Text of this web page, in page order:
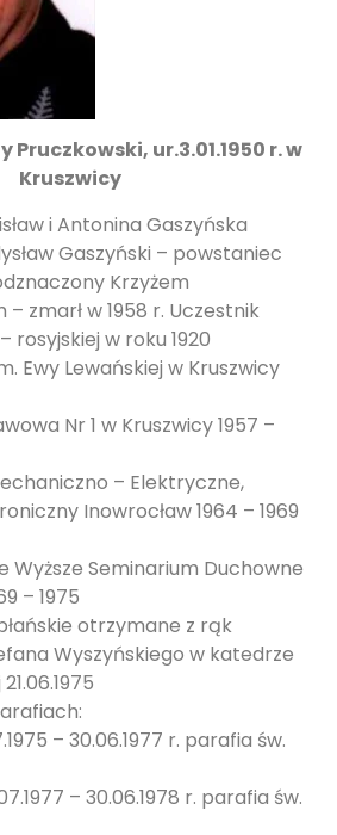
Pruczkowski, ur.3.01.1950 r. w
Kruszwicy
i Antonina Gaszyńska
Gaszyński – powstaniec
Krzyżem
zmarł w 1958 r. Uczestnik
rosyjskiej w roku 1920
Ewy Lewańskiej w Kruszwicy
Nr 1 w Kruszwicy 1957 –
– Elektryczne,
Inowrocław 1964 – 1969
Wyższe Seminarium Duchowne
– 1975
otrzymane z rąk
Wyszyńskiego w katedrze
– 30.06.1977 r. parafia św.
– 30.06.1978 r. parafia św.